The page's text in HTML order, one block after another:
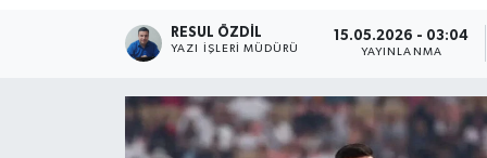
RESUL ÖZDIL
YAZI İŞLERI MÜDÜRÜ
15.05.2026 - 03:04
YAYINLANMA
Son Dakika Haberleri